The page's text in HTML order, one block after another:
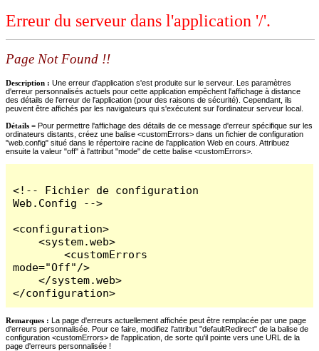
Erreur du serveur dans l'application '/'.
Page Not Found !!
Description : Une erreur d'application s'est produite sur le serveur. Les paramètres
d'erreur personnalisés actuels pour cette application empêchent l'affichage à distance
des détails de l'erreur de l'application (pour des raisons de sécurité). Cependant, ils
peuvent être affichés par les navigateurs qui s'exécutent sur l'ordinateur serveur local.
Détails = Pour permettre l'affichage des détails de ce message d'erreur spécifique sur les
ordinateurs distants, créez une balise <customErrors> dans un fichier de configuration
"web.config" situé dans le répertoire racine de l'application Web en cours. Attribuez
ensuite la valeur "off" à l'attribut "mode" de cette balise <customErrors>.
<!-- Fichier de configuration
Web.Config -->
<configuration>
    <system.web>
        <customErrors
mode="Off"/>
    </system.web>
</configuration>
Remarques : La page d'erreurs actuellement affichée peut être remplacée par une page
d'erreurs personnalisée. Pour ce faire, modifiez l'attribut "defaultRedirect" de la balise de
configuration <customErrors> de l'application, de sorte qu'il pointe vers une URL de la
page d'erreurs personnalisée !